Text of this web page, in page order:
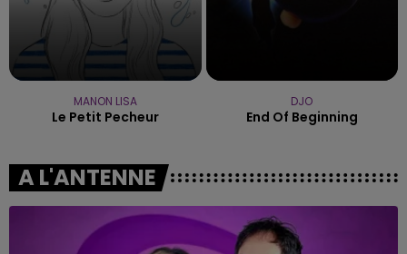
MANON LISA
Le Petit Pecheur
DJO
End Of Beginning
A L'ANTENNE